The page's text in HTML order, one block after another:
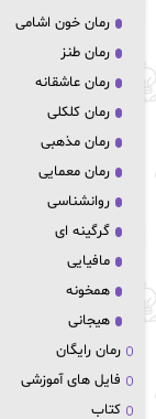
رمان خون اشامی
رمان طنز
رمان عاشقانه
رمان کلکلی
رمان مذهبی
رمان معمایی
روانشناسی
گرگینه ای
مافیایی
همخونه
هیجانی
رمان رایگان
فایل های آموزشی
کتاب